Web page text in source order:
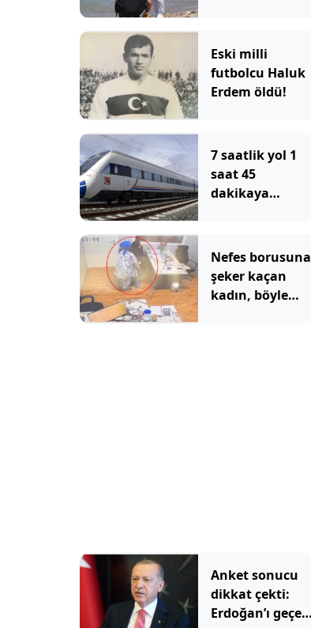
Eski milli
futbolcu Haluk
Erdem öldü!
7 saatlik yol 1
saat 45
dakikaya
Nefes borusuna
şeker kaçan
kadın, böyle
Anket sonucu
dikkat çekti:
Erdoğan’ı geçen